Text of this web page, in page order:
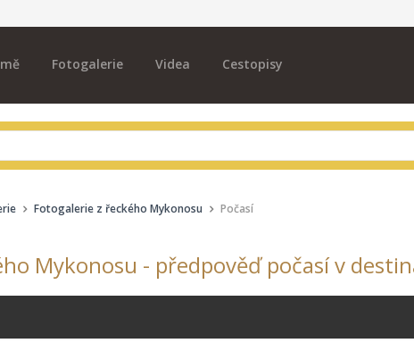
Fotogalerie Videa Cestopisy
Fotogalerie z řeckého Mykonosu Počasí
Mykonosu - předpověď počasí v